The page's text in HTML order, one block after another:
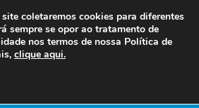
coletaremos cookies para diferentes
sempre se opor ao tratamento de
nos termos de nossa Política de
clique aqui.